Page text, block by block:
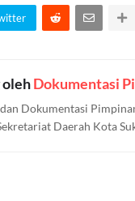
Dokumentasi
Dokumentasi
Daerah Kota